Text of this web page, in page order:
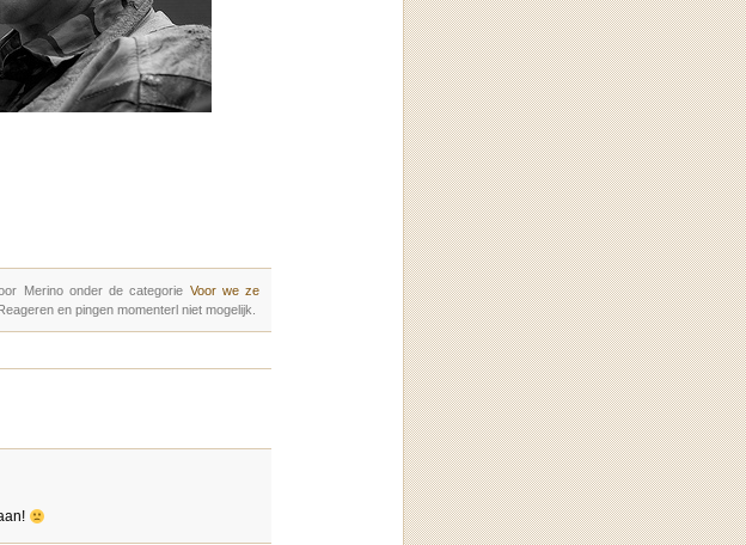
Merino onder de categorie Voor we ze
en pingen momenterl niet mogelijk.